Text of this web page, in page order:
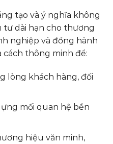
tạo và ý nghĩa không
tư dài hạn cho thương
nghiệp và đồng hành
thông minh để:
lòng khách hàng, đối
mối quan hệ bền
hiệu văn minh,